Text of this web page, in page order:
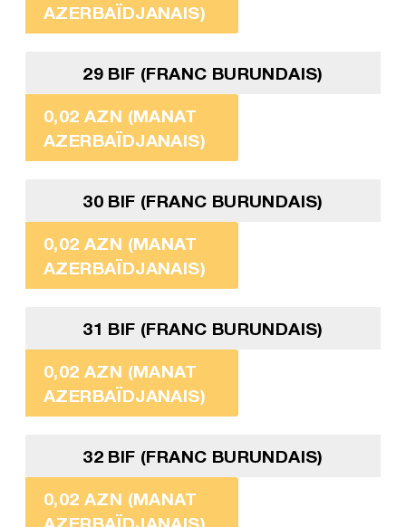
AZERBAÏDJANAIS)
29 BIF (FRANC BURUNDAIS)
0,02 AZN (MANAT
AZERBAÏDJANAIS)
30 BIF (FRANC BURUNDAIS)
0,02 AZN (MANAT
AZERBAÏDJANAIS)
31 BIF (FRANC BURUNDAIS)
0,02 AZN (MANAT
AZERBAÏDJANAIS)
32 BIF (FRANC BURUNDAIS)
0,02 AZN (MANAT